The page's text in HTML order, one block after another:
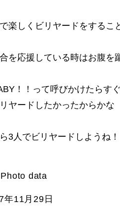
楽しくビリヤードをするこ
を応援している時はお腹を
！！って呼びかけたらす
ヤードしたかったからかな
3人でビリヤードしようね！
data
年11月29日